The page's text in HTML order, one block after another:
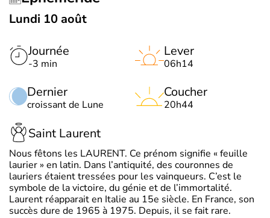
Lundi 10 août
Journée
-3 min
Dernier
croissant de Lune
Lever
06h14
Coucher
20h44
Saint Laurent
Nous fêtons les LAURENT. Ce prénom signifie « feuille
laurier » en latin. Dans l’antiquité, des couronnes de
lauriers étaient tressées pour les vainqueurs. C’est le
symbole de la victoire, du génie et de l’immortalité.
Laurent réapparait en Italie au 15e siècle. En France, son
succès dure de 1965 à 1975. Depuis, il se fait rare.